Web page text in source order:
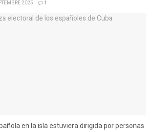
2025 1
en la isla estuviera dirigida por personas